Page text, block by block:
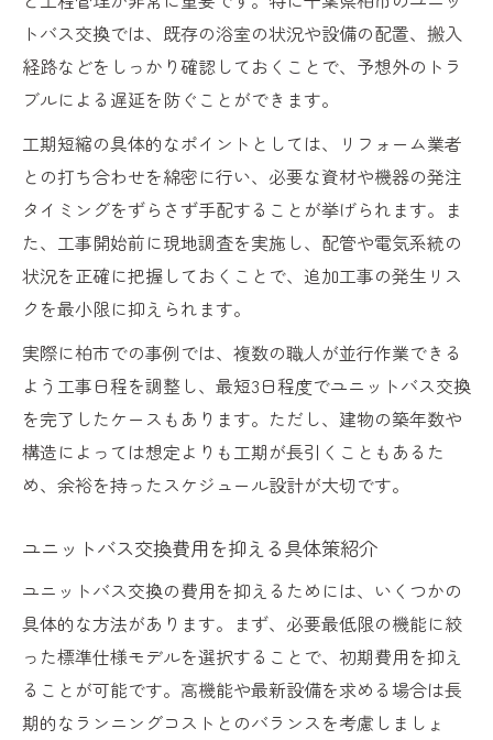
トバス交換では、既存の浴室の状況や設備の配置、搬入
経路などをしっかり確認しておくことで、予想外のトラ
ブルによる遅延を防ぐことができます。
工期短縮の具体的なポイントとしては、リフォーム業者
との打ち合わせを綿密に行い、必要な資材や機器の発注
タイミングをずらさず手配することが挙げられます。ま
た、工事開始前に現地調査を実施し、配管や電気系統の
状況を正確に把握しておくことで、追加工事の発生リス
クを最小限に抑えられます。
実際に柏市での事例では、複数の職人が並行作業できる
よう工事日程を調整し、最短3日程度でユニットバス交換
を完了したケースもあります。ただし、建物の築年数や
構造によっては想定よりも工期が長引くこともあるた
め、余裕を持ったスケジュール設計が大切です。
ユニットバス交換費用を抑える具体策紹介
ユニットバス交換の費用を抑えるためには、いくつかの
具体的な方法があります。まず、必要最低限の機能に絞
った標準仕様モデルを選択することで、初期費用を抑え
ることが可能です。高機能や最新設備を求める場合は長
期的なランニングコストとのバランスを考慮しましょ